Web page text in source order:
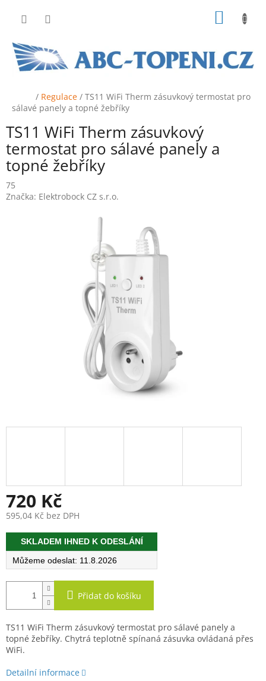
Domů
/ Regulace / TS11 WiFi Therm zásuvkový termostat pro
sálavé panely a topné žebříky
TS11 WiFi Therm zásuvkový
termostat pro sálavé panely a
topné žebříky
75
Značka: Elektrobock CZ s.r.o.
720 Kč
595,04 Kč bez DPH
Měrná
cena:SKLADEM IHNED K ODESLÁNÍ
11.8.2026
Přidat do košíku
TS11 WiFi Therm zásuvkový termostat pro sálavé panely a
topné žebříky. Chytrá teplotně spínaná zásuvka ovládaná přes
WiFi.
Detailní informace